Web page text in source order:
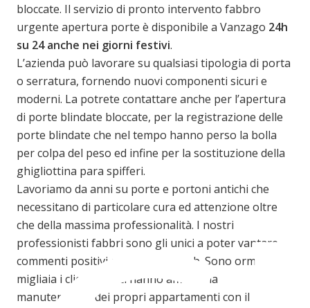
bloccate. Il servizio di pronto intervento fabbro
urgente apertura porte è disponibile a Vanzago 24h
su 24 anche nei giorni festivi.
L’azienda può lavorare su qualsiasi tipologia di porta
o serratura, fornendo nuovi componenti sicuri e
moderni. La potrete contattare anche per l’apertura
di porte blindate bloccate, per la registrazione delle
porte blindate che nel tempo hanno perso la bolla
per colpa del peso ed infine per la sostituzione della
ghigliottina para spifferi.
Lavoriamo da anni su porte e portoni antichi che
necessitano di particolare cura ed attenzione oltre
che della massima professionalità. I nostri
professionisti fabbri sono gli unici a poter vantare
commenti positivi certificati sul web. Sono ormai
migliaia i clienti che ci hanno affidato la
manutenzione dei propri appartamenti con il